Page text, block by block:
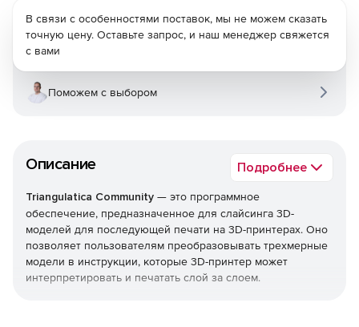
Описание Подробнее
Triangulatica Community — это программное
обеспечение, предназначенное для слайсинга 3D-
моделей для последующей печати на 3D-принтерах. Оно
позволяет пользователям преобразовывать трехмерные
модели в инструкции, которые 3D-принтер может
интерпретировать и печатать слой за слоем.
В связи с особенностями поставок, мы не можем сказать
точную цену. Оставьте запрос, и наш менеджер свяжется
с вами
Поможем с выбором